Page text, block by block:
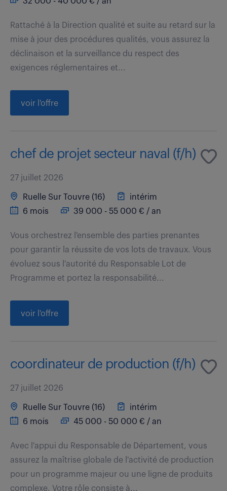
Rattaché à la Direction qualité et suite au retard sur la
mise à jour des procédures qualités, vous assurez la
déclinaison et la surveillance du respect des
exigences réglementaires et...
voir l'offre
chef de projet secteur naval (f/h)
27 juillet 2026
Ruelle Sur Touvre (16)
intérim
6 mois
39 000 - 55 000 € / an
Vous orchestrez l'ensemble des parties prenantes
pour garantir la réussite de vos lots de travaux. Vous
évoluez sous l'autorité du Responsable Lot de
Programme et portez la responsabilité...
voir l'offre
coordinateur de production (f/h)
27 juillet 2026
Ruelle Sur Touvre (16)
intérim
6 mois
45 000 - 50 000 € / an
Avec l'appui du Responsable de Département, vous
assurez la maîtrise globale de l'activité de production
pour un programme majeur ou une ligne de produits
complexe. Votre rôle consiste à...